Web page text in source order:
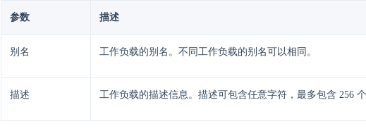
参数 描述
别名 工作负载的别名。不同工作负载的别名可以相同。
描述 工作负载的描述信息。描述可包含任意字符，最多包含 256